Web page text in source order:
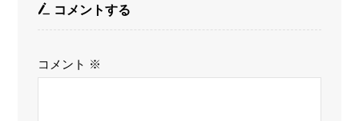
コメントする
コメント ※